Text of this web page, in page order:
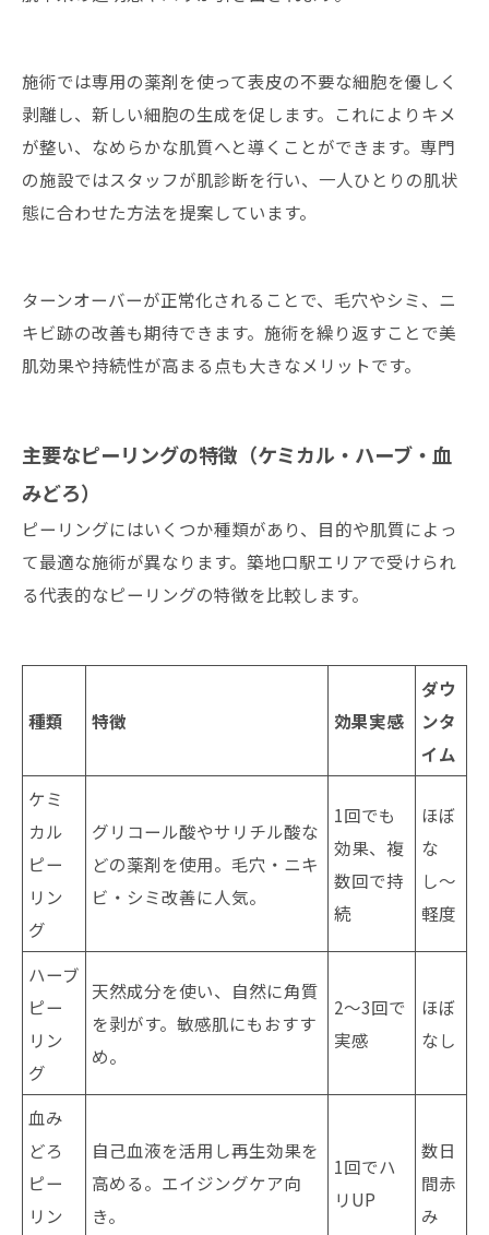
サロン概要
関連エリア
対応地域
施術では専用の薬剤を使って表皮の不要な細胞を優しく
剥離し、新しい細胞の生成を促します。これによりキメ
が整い、なめらかな肌質へと導くことができます。専門
の施設ではスタッフが肌診断を行い、一人ひとりの肌状
態に合わせた方法を提案しています。
ターンオーバーが正常化されることで、毛穴やシミ、ニ
キビ跡の改善も期待できます。施術を繰り返すことで美
肌効果や持続性が高まる点も大きなメリットです。
主要なピーリングの特徴（ケミカル・ハーブ・血
みどろ）
ピーリングにはいくつか種類があり、目的や肌質によっ
て最適な施術が異なります。築地口駅エリアで受けられ
る代表的なピーリングの特徴を比較します。
種類 特徴 効果実感
ダウ
ンタ
イム
ケミ
カル
ピー
リン
グ
グリコール酸やサリチル酸な
どの薬剤を使用。毛穴・ニキ
ビ・シミ改善に人気。
1回でも
効果、複
数回で持
続
ほぼ
な
し〜
軽度
ハーブ
ピー
リン
グ
天然成分を使い、自然に角質
を剥がす。敏感肌にもおすす
め。
2〜3回で
実感
ほぼ
なし
血み
どろ
ピー
リン
自己血液を活用し再生効果を
高める。エイジングケア向
き。
1回でハ
リUP
数日
間赤
み